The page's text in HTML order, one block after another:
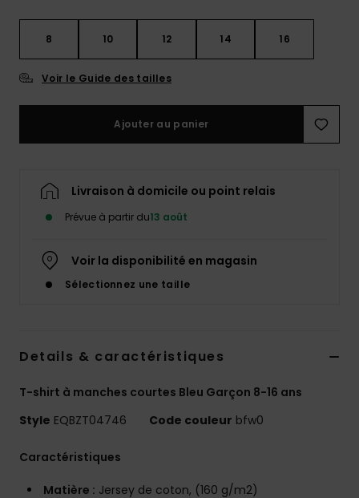
contact.
Consulter
la FAQ
8 10 12 14 16
Voir le Guide des tailles
Ajouter au panier
Livraison à domicile ou point relais
Prévue à partir du13 août
Voir la disponibilité en magasin
Sélectionnez une taille
Details & caractéristiques
T-shirt à manches courtes Bleu Garçon 8-16 ans
Style EQBZT04746 Code couleur bfw0
Caractéristiques
Matière : Jersey de coton, (160 g/m2)